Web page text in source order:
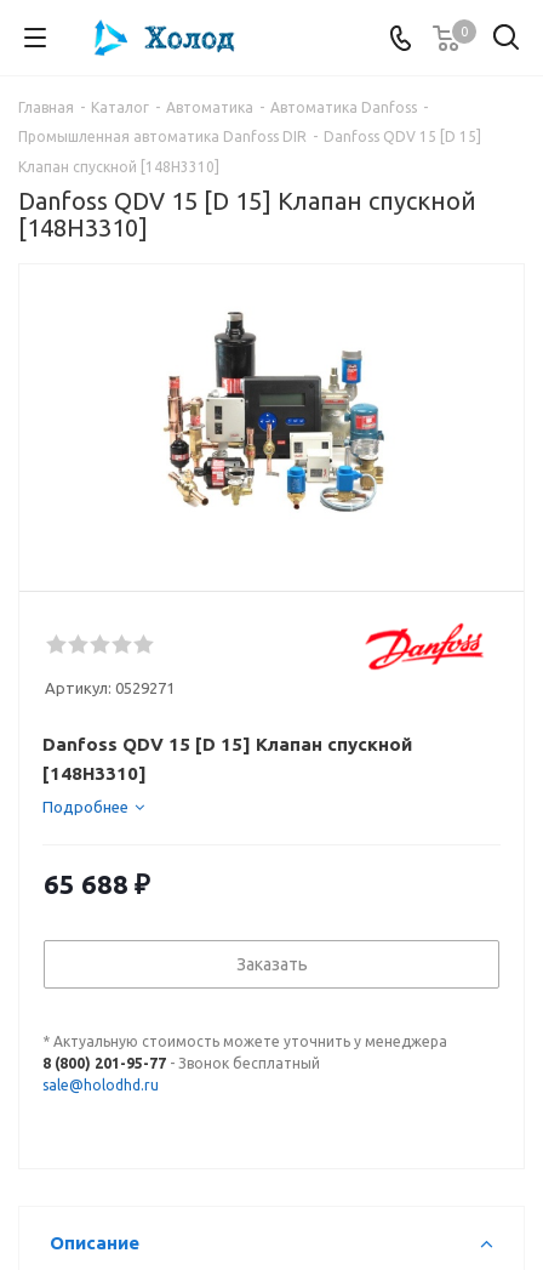
0
Главная - Каталог - Автоматика - Автоматика Danfoss -
Промышленная автоматика Danfoss DIR - Danfoss QDV 15 [D 15]
Клапан спускной [148H3310]
Danfoss QDV 15 [D 15] Клапан спускной
[148H3310]
Артикул: 0529271
Danfoss QDV 15 [D 15] Клапан спускной
[148H3310]
Подробнее
65 688 ₽
Заказать
* Актуальную стоимость можете уточнить у менеджера
8 (800) 201-95-77 - Звонок бесплатный
sale@holodhd.ru
Описание